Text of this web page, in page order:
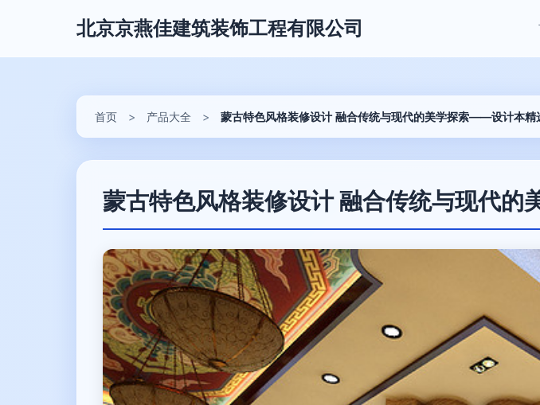
北京京燕佳建筑装饰工程有限公司
首页 > 产品大全 > 蒙古特色风格装修设计 融合传统与现代的美学探索——设计本精
蒙古特色风格装修设计 融合传统与现代